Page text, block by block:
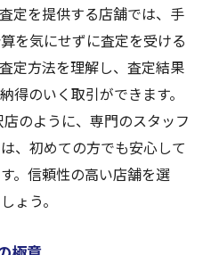
定を提供する店舗では、手
を気にせずに査定を受ける
定方法を理解し、査定結果
得のいく取引ができます。
のように、専門のスタッフ
、初めての方でも安心して
。信頼性の高い店舗を選
ょう。